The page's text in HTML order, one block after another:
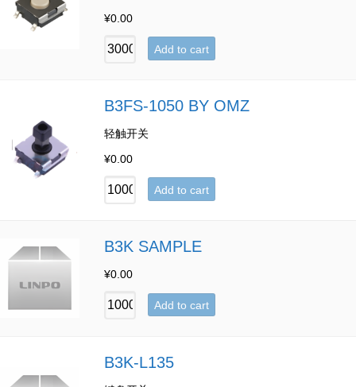
¥0.00
Add to cart
B3FS-1050 BY OMZ
轻触开关
¥0.00
Add to cart
B3K SAMPLE
¥0.00
Add to cart
B3K-L135